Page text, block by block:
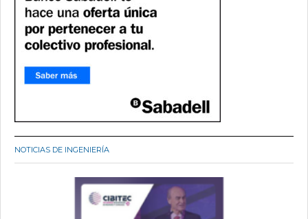
NOTICIAS DE INGENIERÍA